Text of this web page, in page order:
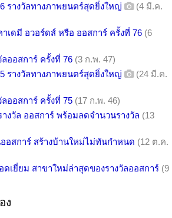
รางวัลทางภาพยนตร์สุดยิ่งใหญ่
(4 มี.ค.
เดมี อวอร์ดส์ หรือ ออสการ์ ครั้งที่ 76 (6
ลออสการ์ ครั้งที่ 76 (3 ก.พ. 47)
รางวัลทางภาพยนตร์สุดยิ่งใหญ่
(24 มี.ค.
ลออสการ์ ครั้งที่ 75 (17 ก.พ. 46)
งวัล ออสการ์ พร้อมลดจำนวนรางวัล (13
อสการ์ สร้างบ้านใหม่ไม่ทันกำหนด (12 ต.ค.
เยี่ยม สาขาใหม่ล่าสุดของรางวัลออสการ์ (9
ง